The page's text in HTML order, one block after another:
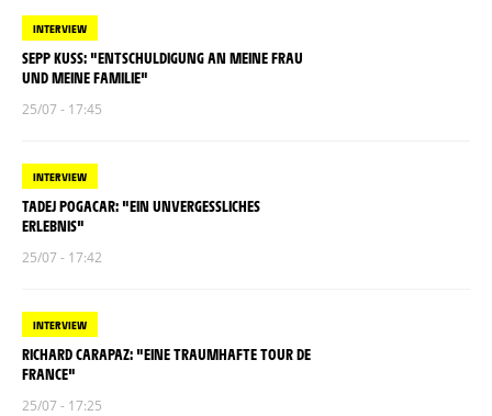
INTERVIEW
SEPP KUSS: "ENTSCHULDIGUNG AN MEINE FRAU
UND MEINE FAMILIE"
25/07 - 17:45
INTERVIEW
TADEJ POGACAR: "EIN UNVERGESSLICHES
ERLEBNIS"
25/07 - 17:42
INTERVIEW
RICHARD CARAPAZ: "EINE TRAUMHAFTE TOUR DE
FRANCE"
25/07 - 17:25